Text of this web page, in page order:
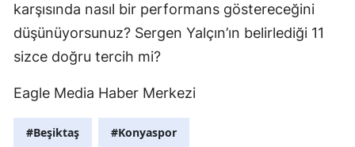
karşısında nasıl bir performans göstereceğini
düşünüyorsunuz? Sergen Yalçın’ın belirlediği 11
sizce doğru tercih mi?
Eagle Media Haber Merkezi
#Beşiktaş #Konyaspor